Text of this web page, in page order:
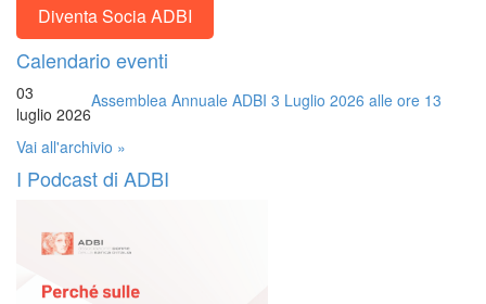
Diventa Socia ADBI
Calendario eventi
03
luglio 2026
Assemblea Annuale ADBI 3 Luglio 2026 alle ore 13
Vai all'archivio »
I Podcast di ADBI